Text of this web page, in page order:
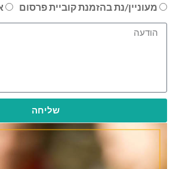
מעוניין/נת בהזמנת קוביית פרסום
שליחה